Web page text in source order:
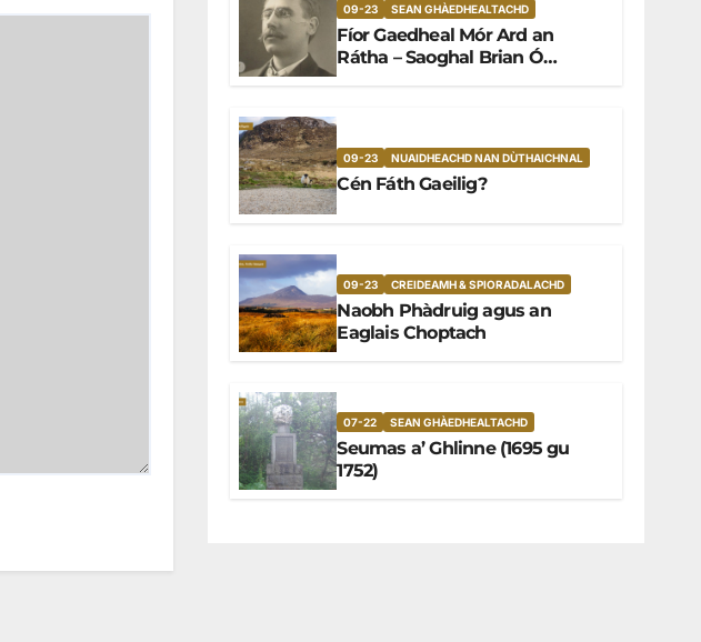
09-23 SEAN GHÀEDHEALTACHD
Fíor Gaedheal Mór Ard an
Rátha – Saoghal Brian Ó
09-23 NUAIDHEACHD NAN DÙTHAICHNAL
Cén Fáth Gaeilig?
09-23 CREIDEAMH & SPIORADALACHD
Naobh Phàdruig agus an
Eaglais Choptach
07-22 SEAN GHÀEDHEALTACHD
Seumas a’ Ghlinne (1695 gu
1752)